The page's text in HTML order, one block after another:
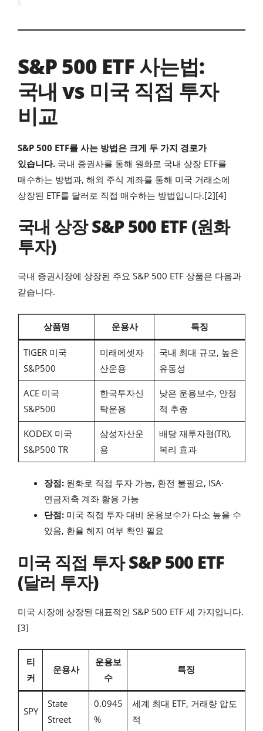
S&P 500 ETF 사는법:
국내 vs 미국 직접 투자
비교
S&P 500 ETF를 사는 방법은 크게 두 가지 경로가
있습니다. 국내 증권사를 통해 원화로 국내 상장 ETF를
매수하는 방법과, 해외 주식 계좌를 통해 미국 거래소에
상장된 ETF를 달러로 직접 매수하는 방법입니다.[2][4]
국내 상장 S&P 500 ETF (원화
투자)
국내 증권시장에 상장된 주요 S&P 500 ETF 상품은 다음과
같습니다.
상품명 운용사 특징
TIGER 미국
S&P500
미래에셋자
산운용
국내 최대 규모, 높은
유동성
ACE 미국
S&P500
한국투자신
탁운용
낮은 운용보수, 안정
적 추종
KODEX 미국
S&P500 TR
삼성자산운
용
배당 재투자형(TR),
복리 효과
장점: 원화로 직접 투자 가능, 환전 불필요, ISA·
연금저축 계좌 활용 가능
단점: 미국 직접 투자 대비 운용보수가 다소 높을 수
있음, 환율 헤지 여부 확인 필요
미국 직접 투자 S&P 500 ETF
(달러 투자)
미국 시장에 상장된 대표적인 S&P 500 ETF 세 가지입니다.
[3]
티
커
운용사
운용보
수
특징
SPY
State
Street
0.0945
%
세계 최대 ETF, 거래량 압도
적